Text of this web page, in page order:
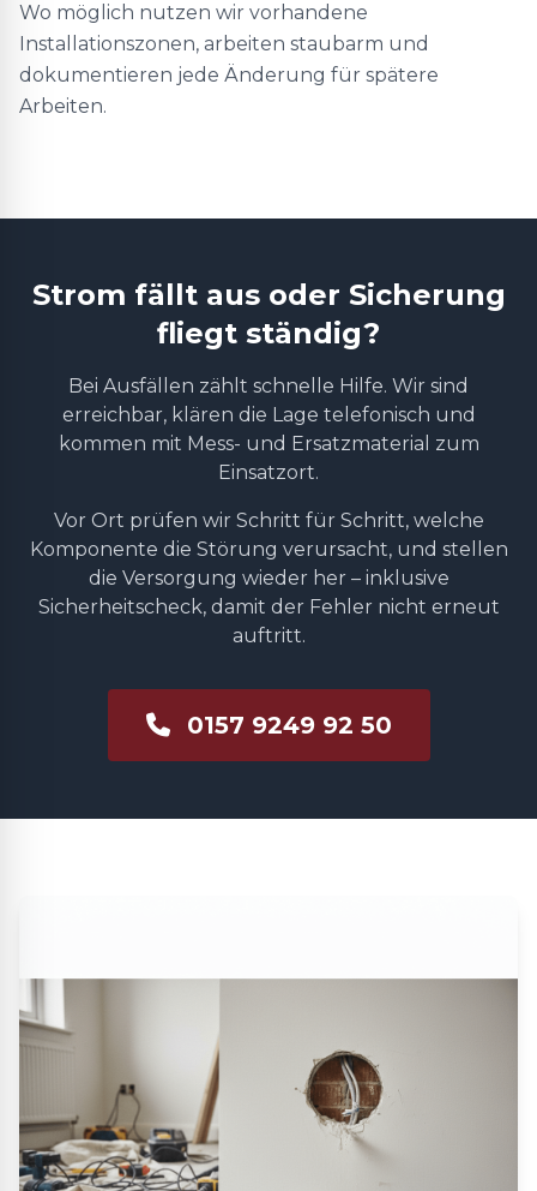
Wo möglich nutzen wir vorhandene
Installationszonen, arbeiten staubarm und
dokumentieren jede Änderung für spätere
Arbeiten.
Strom fällt aus oder Sicherung
fliegt ständig?
Bei Ausfällen zählt schnelle Hilfe. Wir sind
erreichbar, klären die Lage telefonisch und
kommen mit Mess- und Ersatzmaterial zum
Einsatzort.
Vor Ort prüfen wir Schritt für Schritt, welche
Komponente die Störung verursacht, und stellen
die Versorgung wieder her – inklusive
Sicherheitscheck, damit der Fehler nicht erneut
auftritt.
0157 9249 92 50